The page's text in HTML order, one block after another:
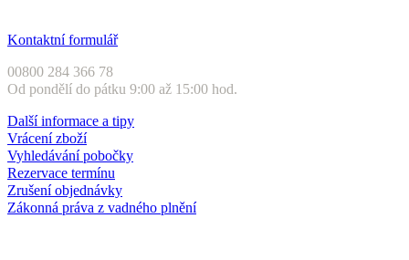
Kontaktní formulář
00800 284 366 78
Od pondělí do pátku 9:00 až 15:00 hod.
Další informace a tipy
Vrácení zboží
Vyhledávání pobočky
Rezervace termínu
Zrušení objednávky
Zákonná práva z vadného plnění